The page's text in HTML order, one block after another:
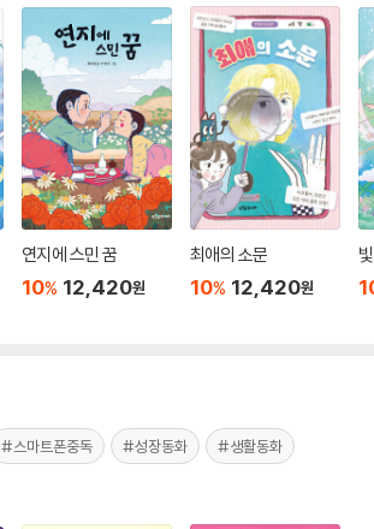
연지에 스민 꿈
10% 12,420원
최애의 소문
10% 12,420원
#스마트폰중독 #성장동화 #생활동화